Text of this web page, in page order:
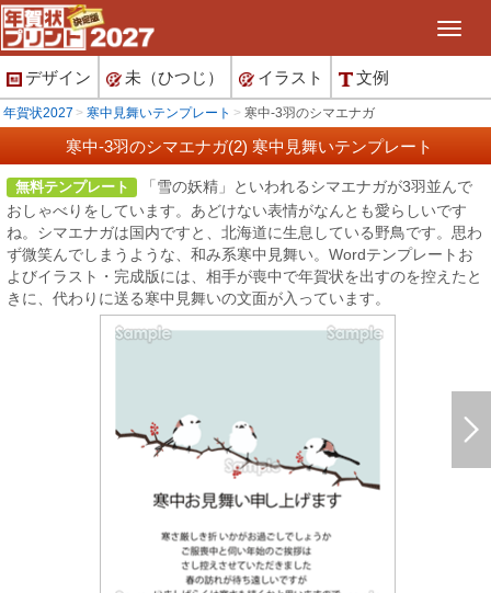
デザイン 未（ひつじ） イラスト 文例
年賀状2027 寒中見舞いテンプレート 寒中-3羽のシマエナガ
寒中-3羽のシマエナガ(2) 寒中見舞いテンプレート
無料テンプレート
「雪の妖精」といわれるシマエナガが3羽並んで
おしゃべりをしています。あどけない表情がなんとも愛らしいです
ね。シマエナガは国内ですと、北海道に生息している野鳥です。思わ
ず微笑んでしまうような、和み系寒中見舞い。Wordテンプレートお
よびイラスト・完成版には、相手が喪中で年賀状を出すのを控えたと
きに、代わりに送る寒中見舞いの文面が入っています。